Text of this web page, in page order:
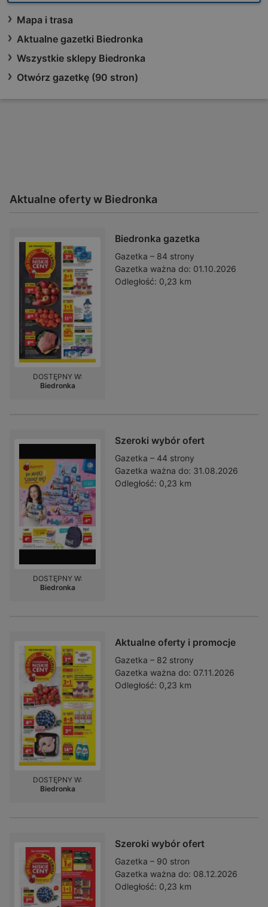
Mapa i trasa
Aktualne gazetki Biedronka
Wszystkie sklepy Biedronka
Otwórz gazetkę (90 stron)
Aktualne oferty w Biedronka
Biedronka gazetka
Gazetka – 84 strony
Gazetka ważna do: 01.10.2026
Odległość: 0,23 km
DOSTĘPNY W:
Biedronka
Szeroki wybór ofert
Gazetka – 44 strony
Gazetka ważna do: 31.08.2026
Odległość: 0,23 km
DOSTĘPNY W:
Biedronka
Aktualne oferty i promocje
Gazetka – 82 strony
Gazetka ważna do: 07.11.2026
Odległość: 0,23 km
DOSTĘPNY W:
Biedronka
Szeroki wybór ofert
Gazetka – 90 stron
Gazetka ważna do: 08.12.2026
Odległość: 0,23 km